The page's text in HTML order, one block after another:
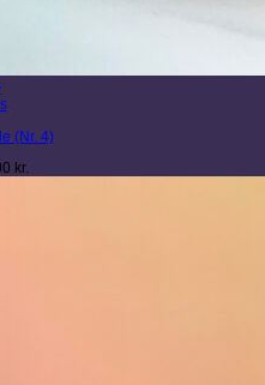
(Nr. 4)
kr.